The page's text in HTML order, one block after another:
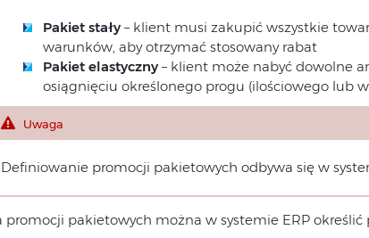
Pakiet stały – klient musi zakupić wszystkie
warunków, aby otrzymać stosowany rabat
Pakiet elastyczny – klient może nabyć dowolne
osiągnięciu określonego progu (ilościowego lub
Uwaga
Definiowanie promocji pakietowych odbywa się w
promocji pakietowych można w systemie ERP określić